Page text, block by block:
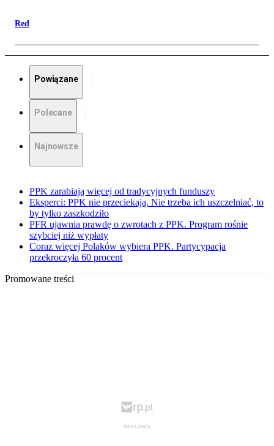
Red
Powiązane
Polecane
Najnowsze
PPK zarabiają więcej od tradycyjnych funduszy
Eksperci: PPK nie przeciekają. Nie trzeba ich uszczelniać, to
by tylko zaszkodziło
PFR ujawnia prawdę o zwrotach z PPK. Program rośnie
szybciej niż wypłaty
Coraz więcej Polaków wybiera PPK. Partycypacja
przekroczyła 60 procent
Promowane treści